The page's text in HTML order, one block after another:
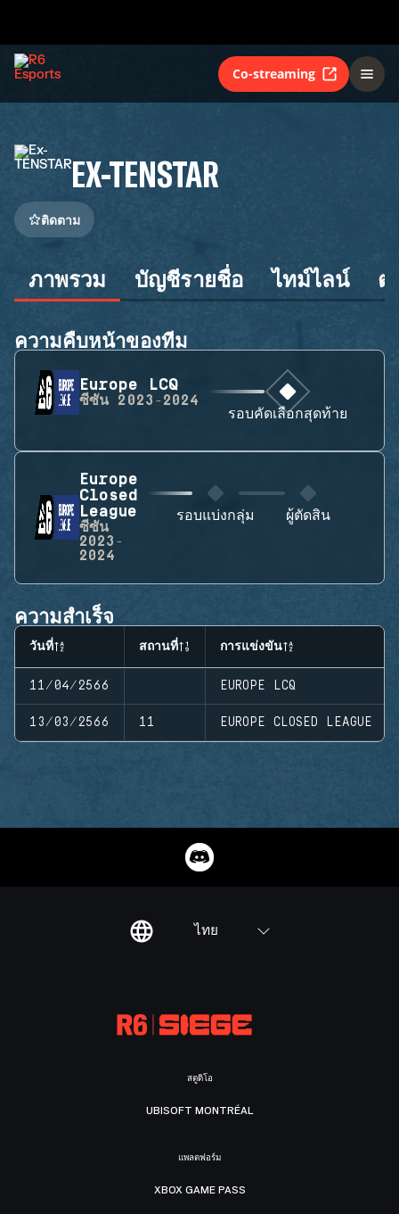
Co-streaming
EX-TENSTAR
ติดตาม
ภาพรวม บัญชีรายชื่อ ไทม์ไลน์ ต
ความคืบหน้าของทีม
Europe LCQ
ซีซัน 2023-2024
รอบคัดเลือกสุดท้าย
Europe
Closed
League
ซีซัน
2023-
2024
รอบแบ่งกลุ่ม ผู้ตัดสิน
ความสำเร็จ
วันที่ สถานที่ การแข่งขัน
11/04/2566 EUROPE LCQ
13/03/2566 11 EUROPE CLOSED LEAGUE
ไทย
สตูดิโอ
UBISOFT MONTRÉAL
แพลตฟอร์ม
XBOX GAME PASS